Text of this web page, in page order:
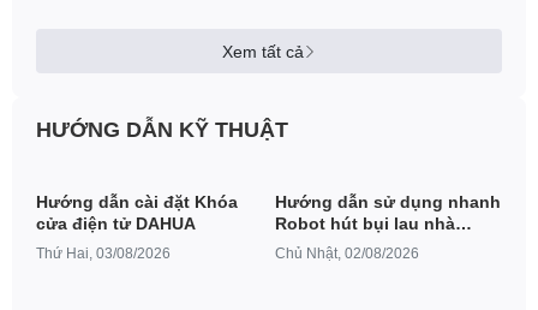
Xem tất cả
HƯỚNG DẪN KỸ THUẬT
Hướng dẫn cài đặt Khóa
cửa điện tử DAHUA
Thứ Hai, 03/08/2026
Hướng dẫn sử dụng nhanh
Robot hút bụi lau nhà
Xiaomi Vacuum E5
Chủ Nhật, 02/08/2026